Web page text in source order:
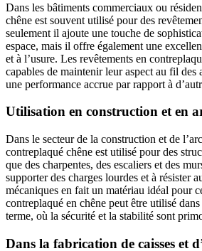
Dans les bâtiments commerciaux ou
chêne est souvent utilisé pour des
seulement il ajoute une touche de
espace, mais il offre également une
et à l’usure. Les revêtements en
capables de maintenir leur aspect au fil des
une performance accrue par rapport à
Utilisation en construction et en
Dans le secteur de la construction et de
contreplaqué chêne est utilisé pour des
que des charpentes, des escaliers et des
supporter des charges lourdes et à résister
mécaniques en fait un matériau idéal pour
contreplaqué en chêne peut être utilisé
terme, où la sécurité et la stabilité sont
Dans la fabrication de caisses et